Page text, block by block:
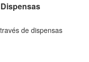
de dispensas